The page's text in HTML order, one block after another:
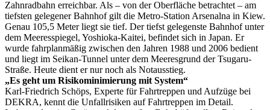
Zahnradbahn erreichbar. Als – von der Oberfläche betrachtet – am
tiefsten gelegener Bahnhof gilt die Metro-Station Arsenalna in Kiew.
Genau 105,5 Meter liegt sie tief. Der tiefst gelegenste Bahnhof unter
dem Meeresspiegel, Yoshioka-Kaitei, befindet sich in Japan. Er
wurde fahrplanmäßig zwischen den Jahren 1988 und 2006 bedient
und liegt im Seikan-Tunnel unter dem Meeresgrund der Tsugaru-
Straße. Heute dient er nur noch als Notausstieg.
„Es geht um Risikominimierung mit System“
Karl-Friedrich Schöps, Experte für Fahrtreppen und Aufzüge bei
DEKRA, kennt die Unfallrisiken auf Fahrtreppen im Detail.